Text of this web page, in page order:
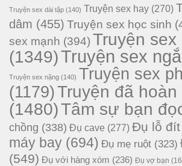
Truyện sex dài tập (140) Truyện sex hay (270)
dâm (455) Truyện sex học sinh
sex mạnh (394) Truyện
(1349)Truyện sex
Truyện sex nặng (140) Truyện sex
(1179)Truyện đã hoàn
(1480)Tâm sự bạn
chồng (338) Đụ cave (277) Đụ lỗ đít
máy bay (694) Đụ mẹ ruột (323)
(549) Đụ với hàng xóm (236) Đụ vợ bạn